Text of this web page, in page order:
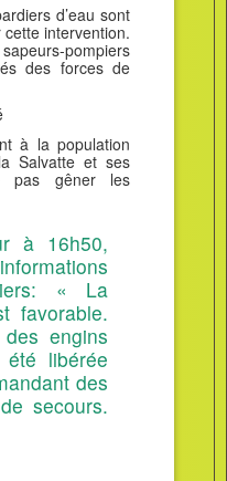
d’eau sont
intervention.
pompiers
des forces de
à la population
Salvatte et ses
pas gêner les
à 16h50,
« La
favorable.
engins
libérée
des
secours.